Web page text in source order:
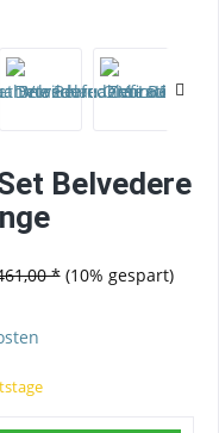
Belvedere
* (10% gespart)